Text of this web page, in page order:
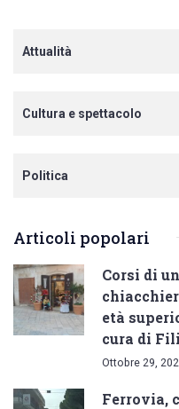
Attualità
Cultura e spettacolo
Politica
Articoli popolari
Corsi di
età
cura di
Ottobre 29,
Ferrovia,